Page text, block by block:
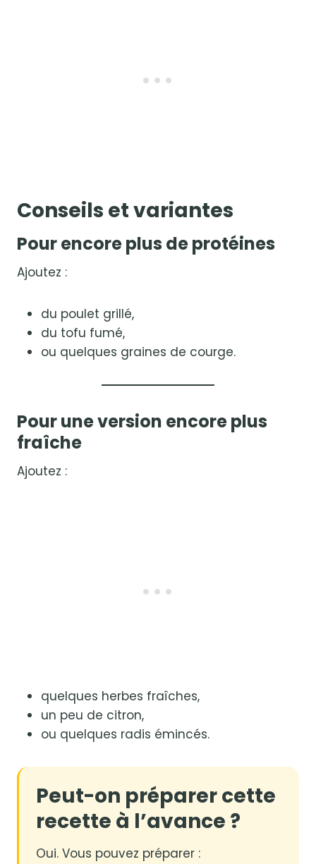
Conseils et variantes
Pour encore plus de protéines
Ajoutez :
du poulet grillé,
du tofu fumé,
ou quelques graines de courge.
Pour une version encore plus
fraîche
Ajoutez :
quelques herbes fraîches,
un peu de citron,
ou quelques radis émincés.
Peut-on préparer cette
recette à l’avance ?
Oui. Vous pouvez préparer :